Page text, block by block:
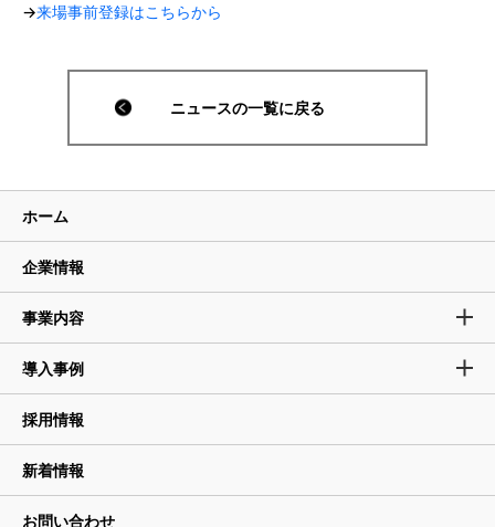
→来場事前登録はこちらから
ニュースの一覧に戻る
ホーム
企業情報
事業内容
導入事例
採用情報
新着情報
お問い合わせ